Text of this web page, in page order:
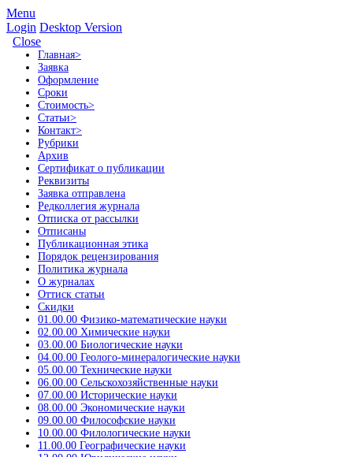
Menu
Login Desktop Version
Close
Главная>
Заявка
Оформление
Сроки
Стоимость>
Статьи>
Контакт>
Рубрики
Архив
Сертификат о публикации
Реквизиты
Заявка отправлена
Редколлегия журнала
Отписка от рассылки
Отписаны
Публикационная этика
Порядок рецензирования
Политика журнала
О журналах
Оттиск статьи
Скидки
01.00.00 Физико-математические науки
02.00.00 Химические науки
03.00.00 Биологические науки
04.00.00 Геолого-минералогические науки
05.00.00 Технические науки
06.00.00 Сельскохозяйственные науки
07.00.00 Исторические науки
08.00.00 Экономические науки
09.00.00 Философские науки
10.00.00 Филологические науки
11.00.00 Географические науки